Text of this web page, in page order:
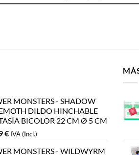
MONSTERS - SHADOW
DILDO HINCHABLE
BICOLOR 22 CM Ø 5 CM
€ IVA (Incl.)
MONSTERS - WILDWYRM